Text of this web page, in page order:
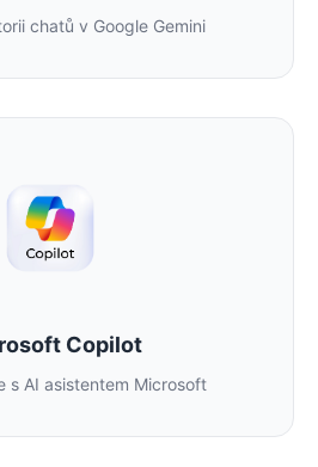
chatů v Google Gemini
Copilot
s AI asistentem Microsoft